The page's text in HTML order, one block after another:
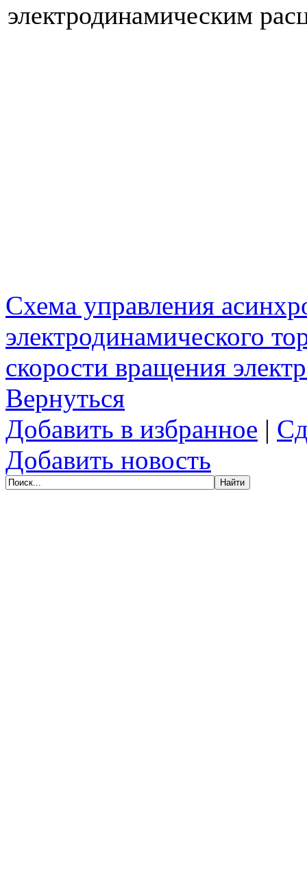
электродинамическим
Схема управления
электродинамического
скорости вращения
Вернуться
Добавить в избранное |
Добавить новость